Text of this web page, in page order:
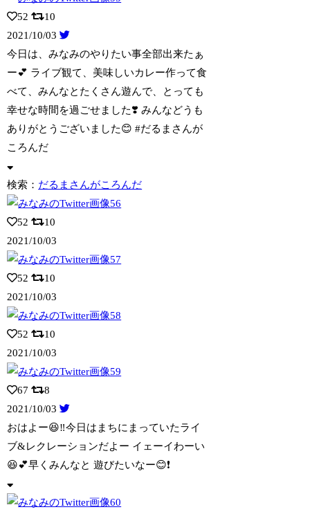
52
10
2021/10/03
今日は、みなみのやりたい事全部出来たぁ
ー💕 ライブ観て、美味しいカレー作って食
べて、みんなとたくさん遊んで、とっても
幸せな時間を過ごせました❣️ みんなどうも
ありがとうございました😊 #だるまさんが
ころんだ
検索： だるまさんがころんだ
52
10
2021/10/03
52
10
2021/10/03
52
10
2021/10/03
67
8
2021/10/03
おはよー😆‼️今日はまちにまっていたライ
ブ&レクレーションだよー イェーイわーい
😆💕早くみんなと 遊びたいなー😊❗️